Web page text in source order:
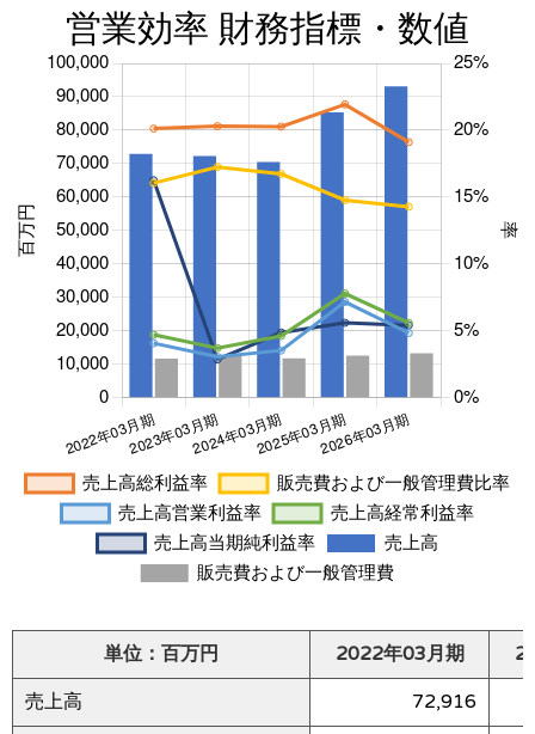
単位：百万円 2022年03月期
売上高
72,916